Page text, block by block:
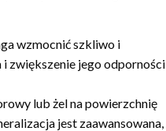
wzmocnić szkliwo i
zwiększenie jego odporności
lub żel na powierzchnię
jest zaawansowana,